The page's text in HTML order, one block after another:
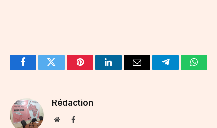
FacebookTwitter PinterestLinkedInEmail Telegram
Rédaction
WebsiteFacebook